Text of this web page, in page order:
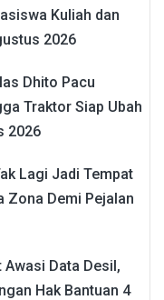
Kuliah dan
2026
Dhito Pacu
Traktor Siap Ubah
2026
Lagi Jadi Tempat
Zona Demi Pejalan
Data Desil,
Hak Bantuan 4